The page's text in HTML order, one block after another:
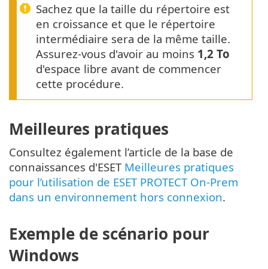
Sachez que la taille du répertoire est
en croissance et que le répertoire
intermédiaire sera de la même taille.
Assurez-vous d'avoir au moins 1,2 To
d'espace libre avant de commencer
cette procédure.
Meilleures pratiques
Consultez également l’article de la base de
connaissances d'ESET Meilleures pratiques
pour l’utilisation de ESET PROTECT On-Prem
dans un environnement hors connexion.
Exemple de scénario pour
Windows